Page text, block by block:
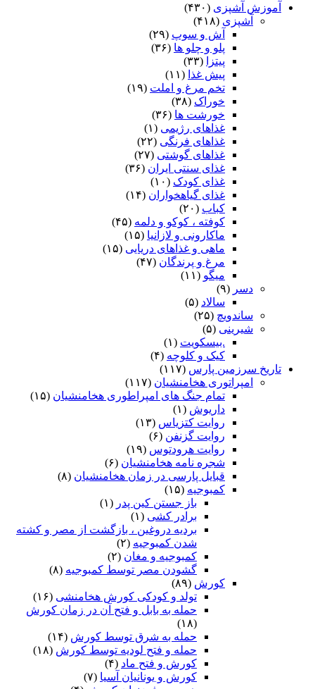
آموزش آشپزی (۴۳۰)
آشپزی (۴۱۸)
آش و سوپ (۲۹)
پلو و چلو ها (۳۶)
پیتزا
(۳۳)
پیش غذا (۱۱)
تخم مرغ و املت (۱۹)
خوراک (۳۸)
خورشت ها (۳۶)
غذاهای رژیمی (۱)
غذاهای فرنگی (۲۲)
غذاهای گوشتی (۲۷)
غذای سنتی ایران (۳۶)
غذای کودک (۱۰)
غذای گیاهخواران (۱۴)
کباب (۲۰)
کوفته ، کوکو و دلمه (۴۵)
ماکارونی و لازانیا (۱۵)
ماهی و غذاهای دریایی (۱۵)
مرغ و پرندگان (۴۷)
میگو (۱۱)
دسر (۹)
سالاد (۵)
ساندویچ (۲۵)
شیرینی (۵)
.بیسکویت (۱)
کیک و کلوچه (۴)
تاریخ سرزمین پارس (۱۱۷)
امپراتوری هخامنشیان (۱۱۷)
تمام جنگ های امپراطوری هخامنشیان (۱۵)
داریوش (۱)
روایت کتزیاس (۱۳)
روایت گزنفن (۶)
روایت هرودتوس (۱۹)
شجره نامه هخامنشیان (۶)
قبایل پارسی در زمان هخامنشیان (۸)
کمبوجیه (۱۵)
باز جستن کین پدر (۱)
برادر کشی (۱)
بردیه دروغین ، بازگشت از مصر و کشته
شدن کمبوجیه (۲)
کمبوجیه و مغان (۲)
گشودن مصر توسط کمبوجیه (۸)
کورش (۸۹)
تولد و کودکی کورش هخامنشی (۱۶)
حمله به بابل و فتح آن در زمان کورش
(۱۸)
حمله به شرق توسط کورش (۱۴)
حمله و فتح لودیه توسط کورش (۱۸)
کورش و فتح ماد (۴)
کورش و یونانیان آسیا (۷)